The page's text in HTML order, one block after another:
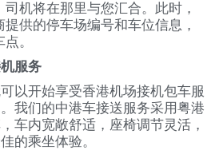
机将在那里与您汇合。此时，
供的停车场编号和车位信息，
。
服务
以开始享受香港机场接机包车服
我们的中港车接送服务采用粤港
车内宽敞舒适，座椅调节灵活，
的乘坐体验。